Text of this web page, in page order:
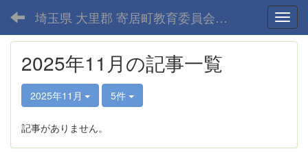
埼玉県 大里郡 寄居町教育委員会-home
2025年11月の記事一覧
2025年11月 5件
記事がありません。